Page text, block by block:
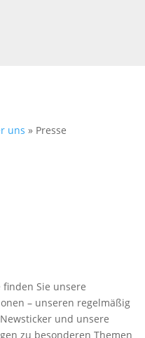
uns » Presse
Sie unsere
– unseren regelmäßig
und unsere
zu besonderen Themen